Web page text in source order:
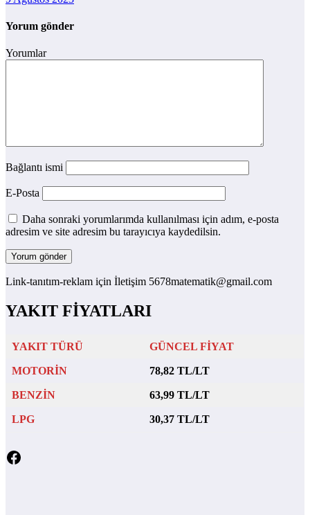
Yorum gönder
Yorumlar
Bağlantı ismi
E-Posta
Daha sonraki yorumlarımda kullanılması için adım, e-posta
adresim ve site adresim bu tarayıcıya kaydedilsin.
Link-tanıtım-reklam için İletişim 5678matematik@gmail.com
YAKIT FİYATLARI
YAKIT TÜRÜ GÜNCEL FİYAT
MOTORİN 78,82 TL/LT
BENZİN 63,99 TL/LT
LPG 30,37 TL/LT
Facebook